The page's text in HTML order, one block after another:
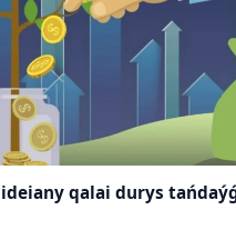
qalai durys